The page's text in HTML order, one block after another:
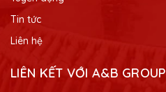
Tin tức
Liên hệ
LIÊN KẾT VỚI A&B GROUP